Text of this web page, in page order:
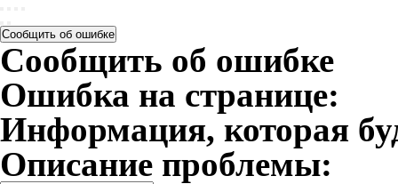
Сообщить об ошибке
Сообщить об ошибке
Ошибка на странице:
Информация, которая
Описание проблемы: